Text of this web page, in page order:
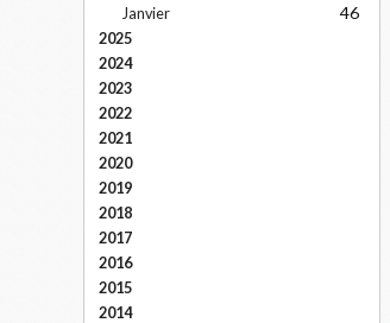
Janvier 46
2025
2024
2023
2022
2021
2020
2019
2018
2017
2016
2015
2014